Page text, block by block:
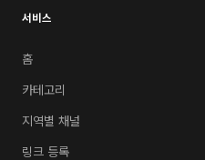
서비스
홈
카테고리
지역별 채널
링크 등록